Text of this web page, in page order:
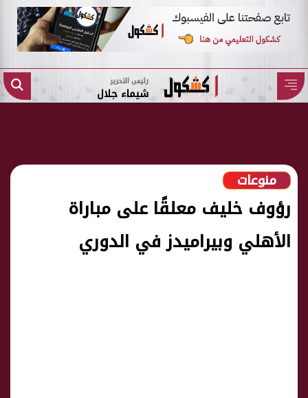
رئيس التحرير
شيماء جلال
منوعات
رؤوف خليف معلقًا على مباراة
الأهلي وبيراميدز في الدوري